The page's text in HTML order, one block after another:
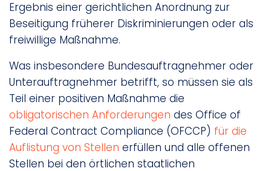
Ergebnis einer gerichtlichen Anordnung zur
Beseitigung früherer Diskriminierungen oder als
freiwillige Maßnahme.
Was insbesondere Bundesauftragnehmer oder
Unterauftragnehmer betrifft, so müssen sie als
Teil einer positiven Maßnahme die
obligatorischen Anforderungen des Office of
Federal Contract Compliance (OFCCP) für die
Auflistung von Stellen erfüllen und alle offenen
Stellen bei den örtlichen staatlichen